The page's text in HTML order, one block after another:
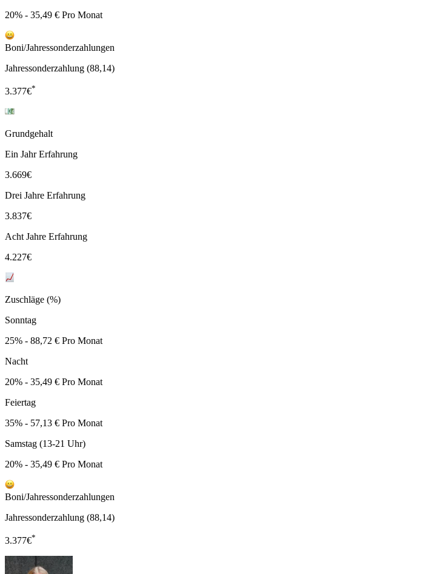
20% - 35,49 € Pro Monat
Boni/Jahressonderzahlungen
Jahressonderzahlung (88,14)
3.377€*
Grundgehalt
Ein Jahr Erfahrung
3.669€
Drei Jahre Erfahrung
3.837€
Acht Jahre Erfahrung
4.227€
Zuschläge (%)
Sonntag
25% - 88,72 € Pro Monat
Nacht
20% - 35,49 € Pro Monat
Feiertag
35% - 57,13 € Pro Monat
Samstag (13-21 Uhr)
20% - 35,49 € Pro Monat
Boni/Jahressonderzahlungen
Jahressonderzahlung (88,14)
3.377€*